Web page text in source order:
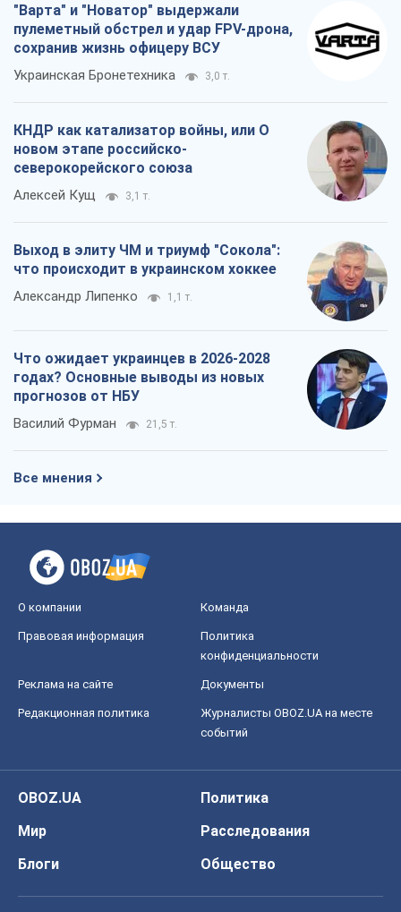
"Варта" и "Новатор" выдержали
пулеметный обстрел и удар FPV-дрона,
сохранив жизнь офицеру ВСУ
Украинская Бронетехника 3,0 т.
КНДР как катализатор войны, или О
новом этапе российско-
северокорейского союза
Алексей Кущ 3,1 т.
Выход в элиту ЧМ и триумф "Сокола":
что происходит в украинском хоккее
Александр Липенко 1,1 т.
Что ожидает украинцев в 2026-2028
годах? Основные выводы из новых
прогнозов от НБУ
Василий Фурман 21,5 т.
Все мнения
О компании Команда
Правовая информация
Политика
конфиденциальности
Реклама на сайте Документы
Редакционная политика
Журналисты OBOZ.UA на месте
событий
OBOZ.UA
Политика
Мир
Расследования
Блоги
Общество